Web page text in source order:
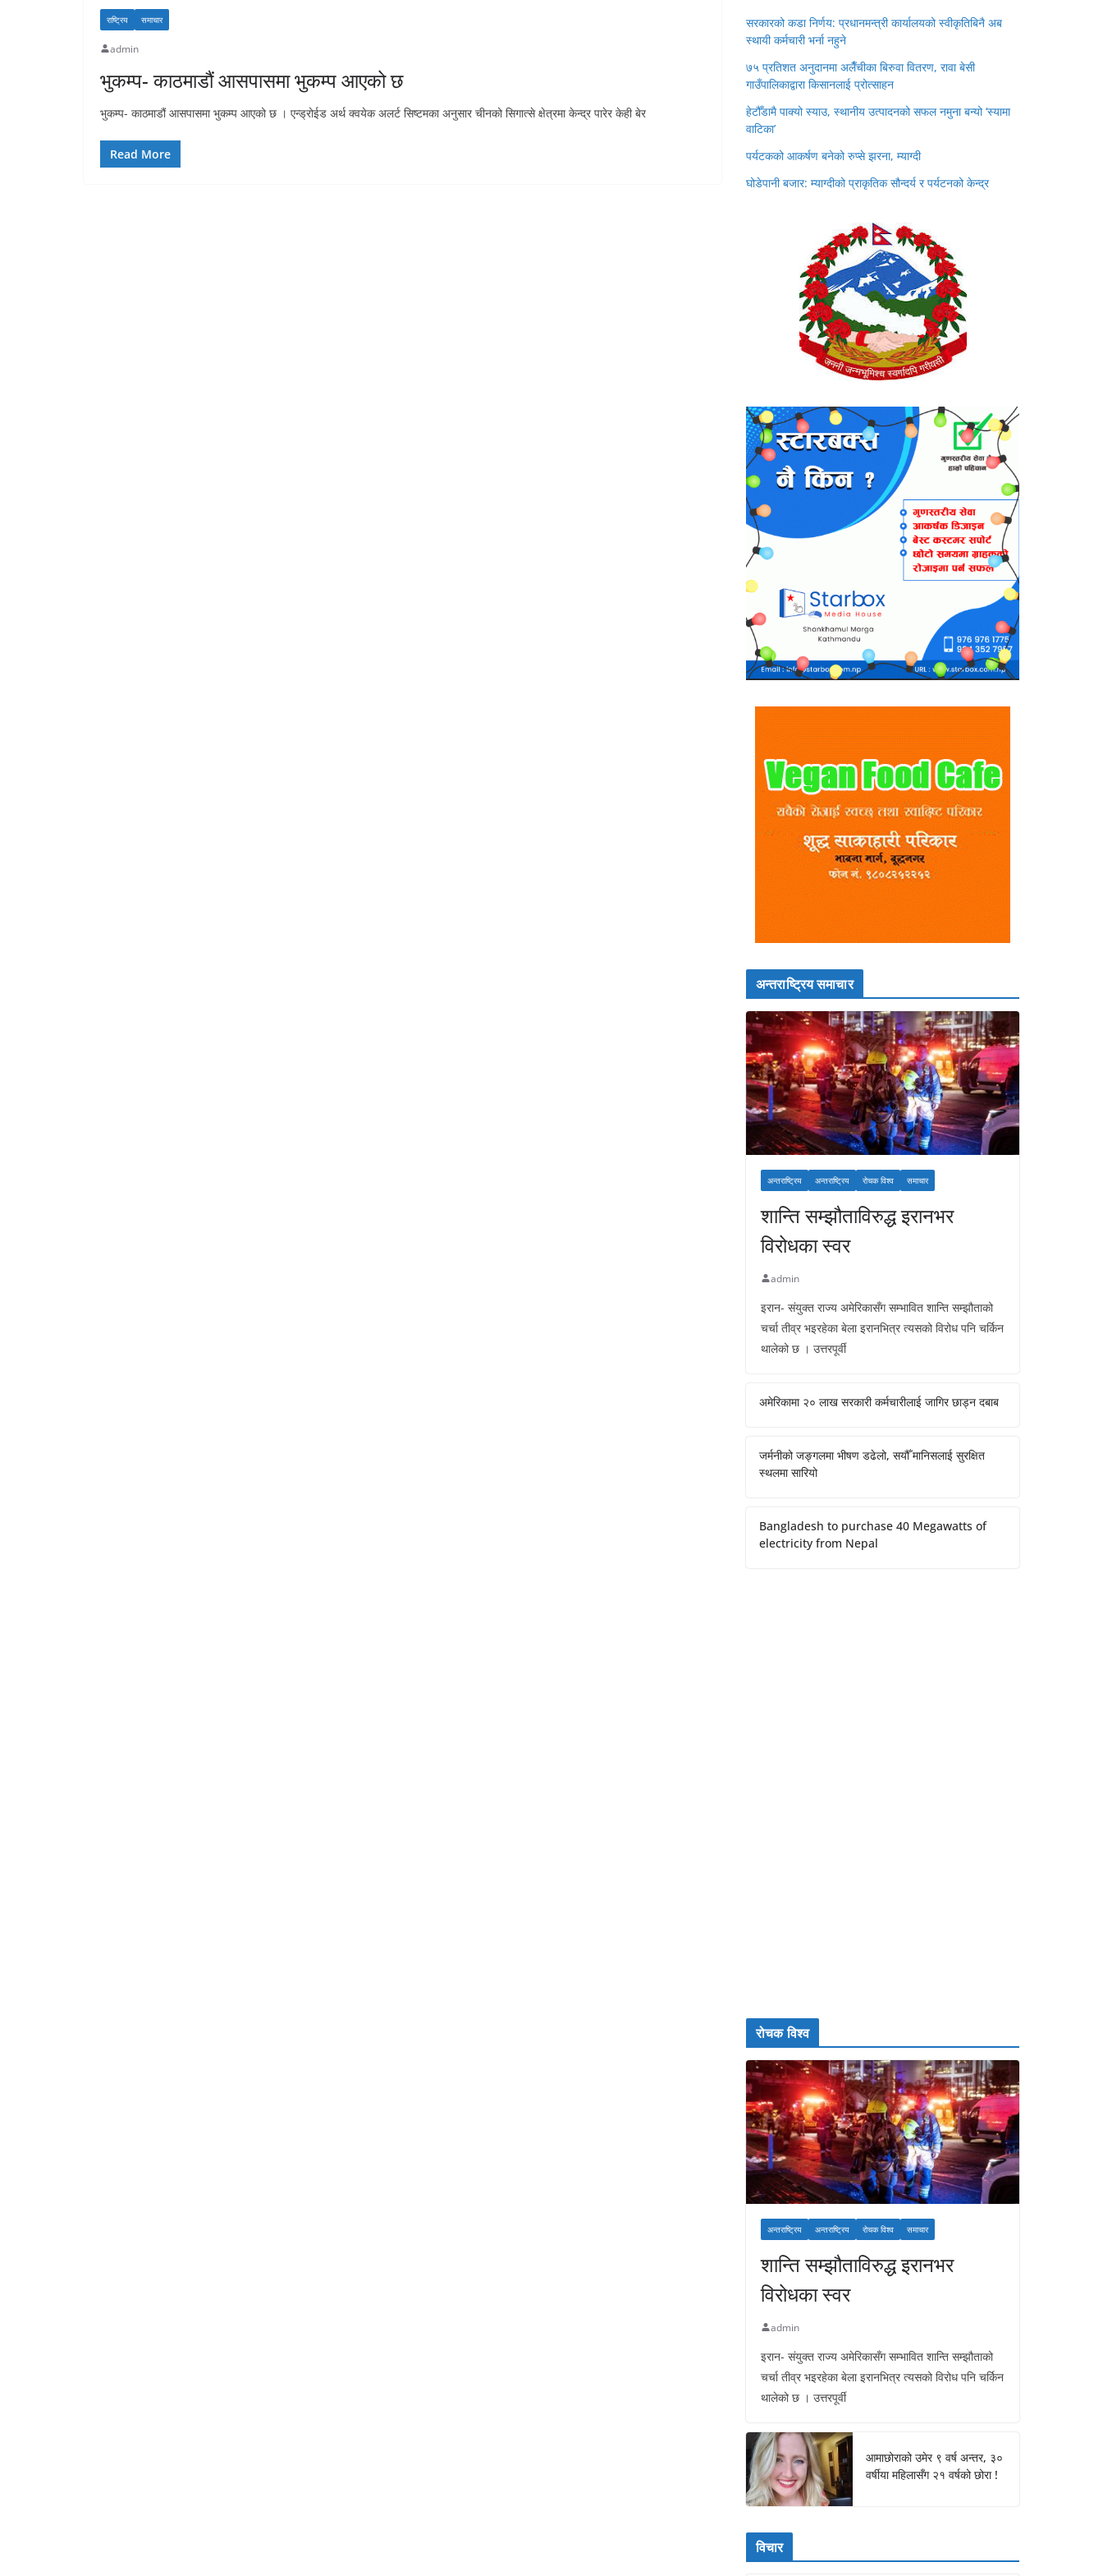
राष्ट्रिय समाचार
admin
भुकम्प- काठमाडौं आसपासमा भुकम्प आएको छ
भुकम्प- काठमाडौं आसपासमा भुकम्प आएको छ । एन्ड्रोईड अर्थ क्वयेक अलर्ट सिष्टमका अनुसार चीनको सिगात्से क्षेत्रमा केन्द्र पारेर केही बेर
Read More
सरकारको कडा निर्णय: प्रधानमन्त्री कार्यालयको स्वीकृतिबिनै अब
स्थायी कर्मचारी भर्ना नहुने
७५ प्रतिशत अनुदानमा अलैँचीका बिरुवा वितरण, रावा बेसी
गाउँपालिकाद्वारा किसानलाई प्रोत्साहन
हेटौँडामै पाक्यो स्याउ, स्थानीय उत्पादनको सफल नमुना बन्यो ‘स्यामा
वाटिका’
पर्यटकको आकर्षण बनेको रुप्से झरना, म्याग्दी
घोडेपानी बजार: म्याग्दीको प्राकृतिक सौन्दर्य र पर्यटनको केन्द्र
अन्तराष्ट्रिय समाचार
अन्तराष्ट्रिय अन्तराष्ट्रिय रोचक विश्व समाचार
शान्ति सम्झौताविरुद्ध इरानभर
विरोधका स्वर
admin
इरान- संयुक्त राज्य अमेरिकासँग सम्भावित शान्ति सम्झौताको
चर्चा तीव्र भइरहेका बेला इरानभित्र त्यसको विरोध पनि चर्किन
थालेको छ । उत्तरपूर्वी
अमेरिकामा २० लाख सरकारी कर्मचारीलाई जागिर छाड्न दबाब
जर्मनीको जङ्गलमा भीषण डढेलो, सयौँ मानिसलाई सुरक्षित
स्थलमा सारियो
Bangladesh to purchase 40 Megawatts of
electricity from Nepal
रोचक विश्व
अन्तराष्ट्रिय अन्तराष्ट्रिय रोचक विश्व समाचार
शान्ति सम्झौताविरुद्ध इरानभर
विरोधका स्वर
admin
इरान- संयुक्त राज्य अमेरिकासँग सम्भावित शान्ति सम्झौताको
चर्चा तीव्र भइरहेका बेला इरानभित्र त्यसको विरोध पनि चर्किन
थालेको छ । उत्तरपूर्वी
आमाछोराको उमेर ९ वर्ष अन्तर, ३०
वर्षीया महिलासँग २१ वर्षको छोरा !
विचार